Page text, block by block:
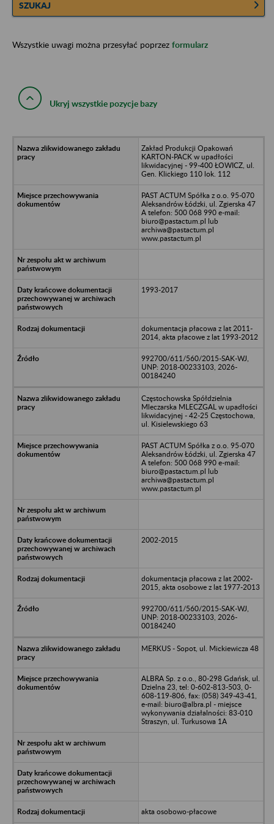
SZUKAJ
Wszystkie uwagi można przesyłać poprzez formularz
Ukryj wszystkie pozycje bazy
Zakład Produkcji Opakowań
KARTON-PACK w upadłości
likwidacyjnej - 99-400 ŁOWICZ, ul.
Gen. Klickiego 110 lok. 112
PAST ACTUM Spółka z o.o. 95-070
Aleksandrów Łódzki, ul. Zgierska 47
A telefon: 500 068 990 e-mail:
biuro@pastactum.pl lub
archiwa@pastactum.pl
www.pastactum.pl
1993-2017
dokumentacja płacowa z lat 2011-
2014, akta płacowe z lat 1993-2012
992700/611/560/2015-SAK-WJ,
UNP: 2018-00233103, 2026-
00184240
Częstochowska Spółdzielnia
Mleczarska MLECZGAL w upadłości
likwidacyjnej - 42-25 Częstochowa,
ul. Kisielewskiego 63
PAST ACTUM Spółka z o.o. 95-070
Aleksandrów Łódzki, ul. Zgierska 47
A telefon: 500 068 990 e-mail:
biuro@pastactum.pl lub
archiwa@pastactum.pl
www.pastactum.pl
2002-2015
dokumentacja płacowa z lat 2002-
2015, akta osobowe z lat 1977-2013
992700/611/560/2015-SAK-WJ,
UNP: 2018-00233103, 2026-
00184240
MERKUS - Sopot, ul. Mickiewicza 48
ALBRA Sp. z o.o., 80-298 Gdańsk, ul.
Dzielna 23, tel: 0-602-813-503, 0-
608-119-806, fax: (058) 349-43-41,
e-mail: biuro@albra.pl - miejsce
wykonywania działalności: 83-010
Straszyn, ul. Turkusowa 1A
akta osobowo-płacowe